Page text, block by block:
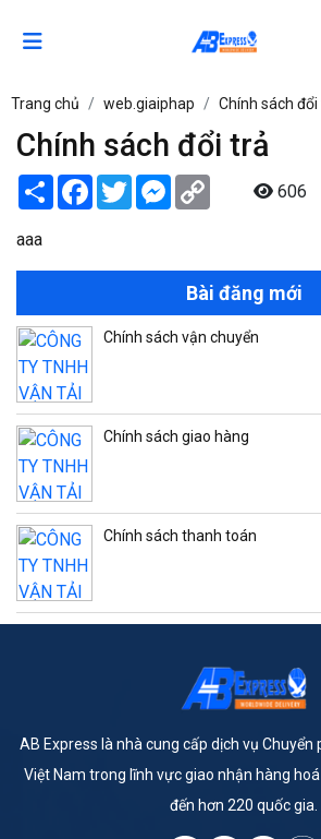
Trang chủ web.giaiphap Chính sách đổi
Chính sách đổi trả
Share Facebook
TwitterMessenger 606
aaa
Bài đăng mới
Chính sách vận chuyển
Chính sách giao hàng
Chính sách thanh toán
AB Express là nhà cung cấp dịch vụ
Việt Nam trong lĩnh vực giao nhận hàng
đến hơn 220 quốc gia.